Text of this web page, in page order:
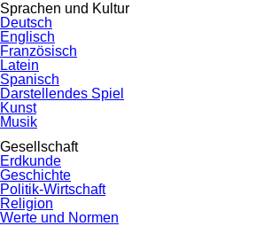
Sprachen und Kultur
Deutsch
Englisch
Französisch
Latein
Spanisch
Darstellendes Spiel
Kunst
Musik
Gesellschaft
Erdkunde
Geschichte
Politik-Wirtschaft
Religion
Werte und Normen